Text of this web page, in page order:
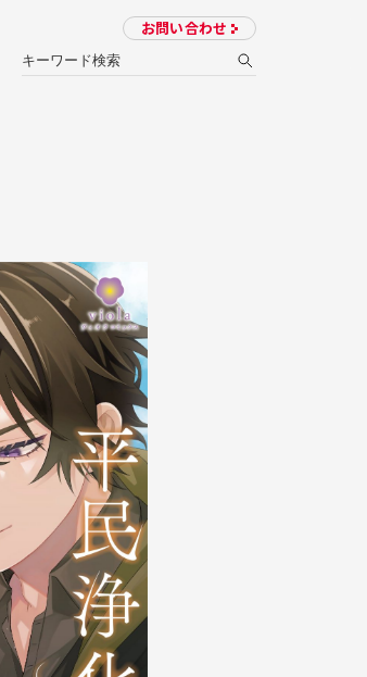
お問い合わせ